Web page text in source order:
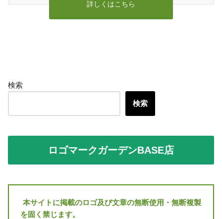
詳しくはこちら
検索
検索
ロゴマークガーデンBASE店
本サイトに掲載のロゴ及び文章の無断使用・無断複製
を固く禁じます。